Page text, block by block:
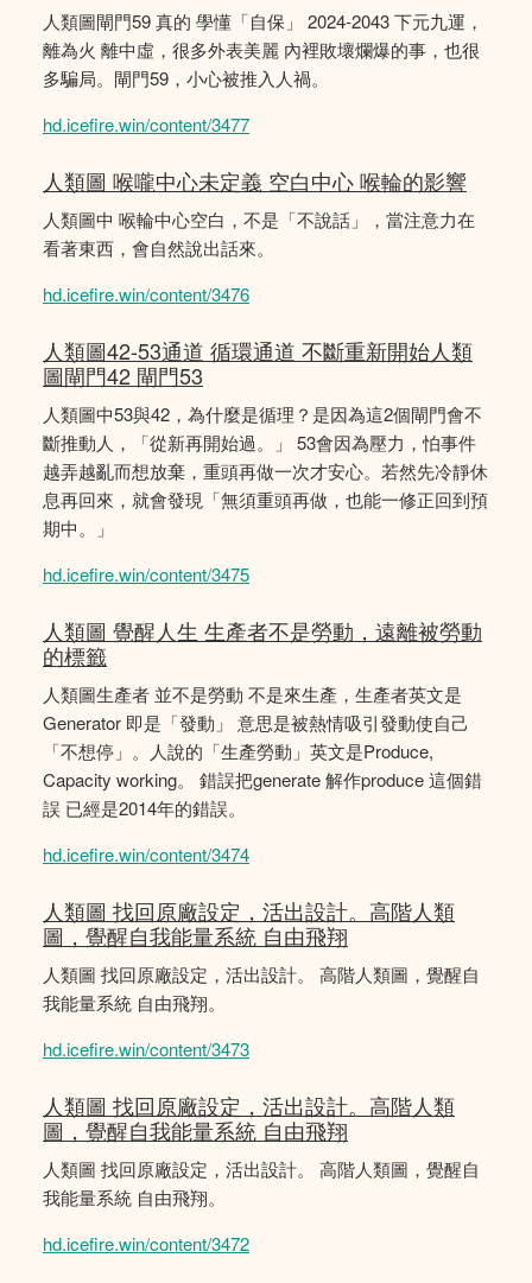
人類圖閘門59 真的 學懂「自保」 2024-2043 下元九運，
離為火 離中虛，很多外表美麗 內裡敗壞爛爆的事，也很
多騙局。閘門59，小心被推入人禍。
hd.icefire.win/content/3477
人類圖 喉嚨中心未定義 空白中心 喉輪的影響
人類圖中 喉輪中心空白，不是「不說話」，當注意力在
看著東西，會自然說出話來。
hd.icefire.win/content/3476
人類圖42-53通道 循環通道 不斷重新開始人類
圖閘門42 閘門53
人類圖中53與42，為什麼是循理？是因為這2個閘門會不
斷推動人，「從新再開始過。」 53會因為壓力，怕事件
越弄越亂而想放棄，重頭再做一次才安心。若然先冷靜休
息再回來，就會發現「無須重頭再做，也能一修正回到預
期中。」
hd.icefire.win/content/3475
人類圖 覺醒人生 生產者不是勞動，遠離被勞動
的標籤
人類圖生產者 並不是勞動 不是來生產，生產者英文是
Generator 即是「發動」 意思是被熱情吸引發動使自己
「不想停」。人說的「生產勞動」英文是Produce,
Capacity working。 錯誤把generate 解作produce 這個錯
誤 已經是2014年的錯誤。
hd.icefire.win/content/3474
人類圖 找回原廠設定，活出設計。高階人類
圖，覺醒自我能量系統 自由飛翔
人類圖 找回原廠設定，活出設計。 高階人類圖，覺醒自
我能量系統 自由飛翔。
hd.icefire.win/content/3473
人類圖 找回原廠設定，活出設計。高階人類
圖，覺醒自我能量系統 自由飛翔
人類圖 找回原廠設定，活出設計。 高階人類圖，覺醒自
我能量系統 自由飛翔。
hd.icefire.win/content/3472